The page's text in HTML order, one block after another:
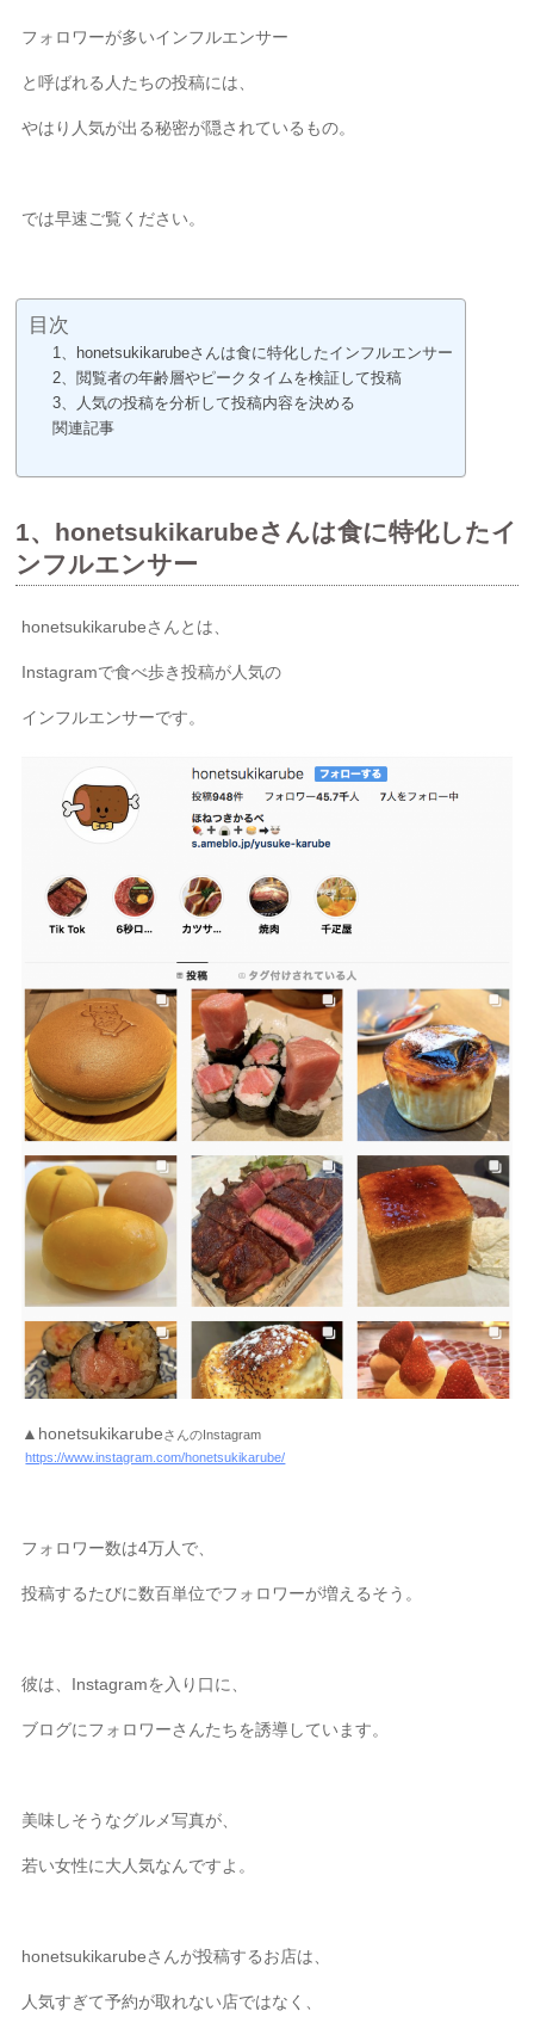
フォロワーが多いインフルエンサー
と呼ばれる人たちの投稿には、
やはり人気が出る秘密が隠されているもの。
では早速ご覧ください。
目次
1、honetsukikarubeさんは食に特化したインフルエンサー
2、閲覧者の年齢層やピークタイムを検証して投稿
3、人気の投稿を分析して投稿内容を決める
関連記事
1、honetsukikarubeさんは食に特化したイ
ンフルエンサー
honetsukikarubeさんとは、
Instagramで食べ歩き投稿が人気の
インフルエンサーです。
▲honetsukikarubeさんのInstagram
https://www.instagram.com/honetsukikarube/
フォロワー数は4万人で、
投稿するたびに数百単位でフォロワーが増えるそう。
彼は、Instagramを入り口に、
ブログにフォロワーさんたちを誘導しています。
美味しそうなグルメ写真が、
若い女性に大人気なんですよ。
honetsukikarubeさんが投稿するお店は、
人気すぎて予約が取れない店ではなく、